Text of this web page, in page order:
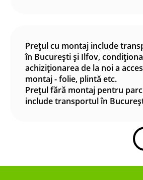
Prețul cu montaj include
în București și Ilfov,
achiziționarea de la noi a
montaj - folie, plintă etc.
Prețul fără montaj pentru
include transportul în